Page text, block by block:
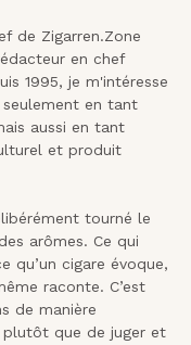
de Zigarren.Zone
en chef
1995, je m'intéresse
en tant
aussi en tant
et produit
tourné le
arômes. Ce qui
qu’un cigare évoque,
raconte. C’est
de manière
plutôt que de juger et